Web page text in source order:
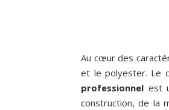
Au cœur des
et le polyester. Le
professionnel est
construction, de la